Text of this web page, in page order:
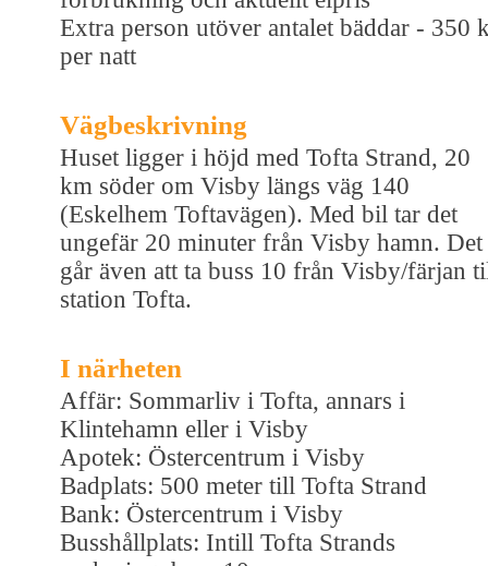
Extra person utöver antalet bäddar - 350
per natt
Vägbeskrivning
Huset ligger i höjd med Tofta Strand, 20
km söder om Visby längs väg 140
(Eskelhem Toftavägen). Med bil tar det
ungefär 20 minuter från Visby hamn. Det
går även att ta buss 10 från Visby/färjan
station Tofta.
I närheten
Affär: Sommarliv i Tofta, annars i
Klintehamn eller i Visby
Apotek: Östercentrum i Visby
Badplats: 500 meter till Tofta Strand
Bank: Östercentrum i Visby
Busshållplats: Intill Tofta Strands